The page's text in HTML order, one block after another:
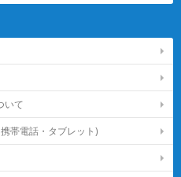
いて
帯電話・タブレット)